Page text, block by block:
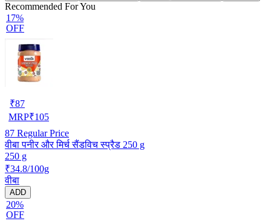
Recommended For You
17%
OFF
₹87
MRP₹105
87 Regular Price
वीबा पनीर और मिर्च सैंडविच स्प्रैड 250 g
250 g
₹34.8/100g
वीबा
ADD
20%
OFF